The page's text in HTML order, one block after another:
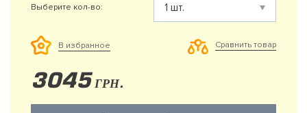
Выберите кол-во:
В избранное Сравнить товар
3045 ГРН.